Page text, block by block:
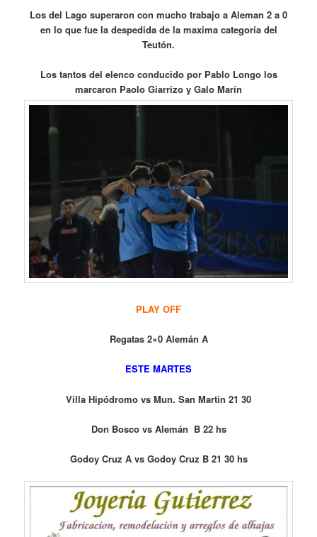
Los del Lago superaron con mucho trabajo a Aleman 2 a 0
en lo que fue la despedida de la maxima categoría del
Teutón.
Los tantos del elenco conducido por Pablo Longo los
marcaron Paolo Giarrizo y Galo Marín
PLAY OFF
Regatas 2×0 Alemán A
ESTE MARTES
Villa Hipódromo vs Mun. San Martin 21 30
Don Bosco vs Alemán B 22 hs
Godoy Cruz A vs Godoy Cruz B 21 30 hs